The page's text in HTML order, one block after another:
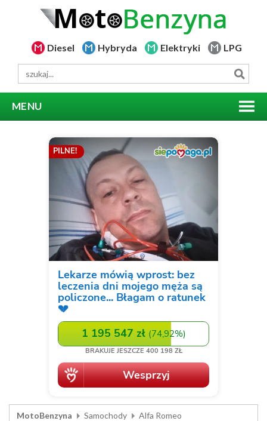
Diesel Hybryda Elektryki LPG
MENU
MotoBenzyna Samochody
Alfa Romeo